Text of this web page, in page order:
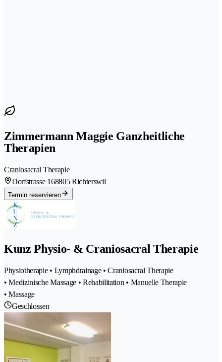
Zimmermann Maggie Ganzheitliche
Therapien
Craniosacral Therapie
Dorfstrasse 168805 Richterswil
Termin reservieren
Kunz Physio- & Craniosacral Therapie
Physiotherapie • Lymphdrainage • Craniosacral Therapie
• Medizinische Massage • Rehabilitation • Manuelle Therapie
• Massage
Geschlossen